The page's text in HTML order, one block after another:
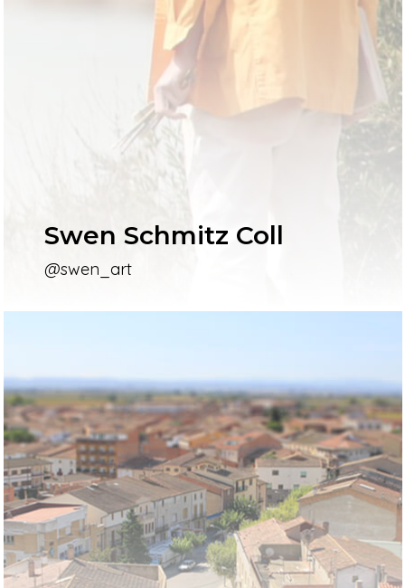
Swen Schmitz Coll
@swen_art